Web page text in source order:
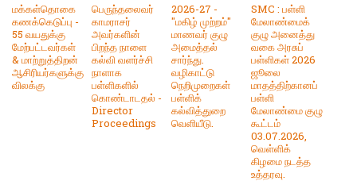
மக்கள்தொகை
கணக்கெடுப்பு -
55 வயதுக்கு
மேற்பட்டவர்கள்
& மாற்றுத்திறன்
ஆசிரியர்களுக்கு
விலக்கு
பெருந்தலைவர்
காமராசர்
அவர்களின்
பிறந்த நாளை
கல்வி வளர்ச்சி
நாளாக
பள்ளிகளில்
கொண்டாடதல் -
Director
Proceedings
2026-27 -
"மகிழ் முற்றம்"
மாணவர் குழு
அமைத்தல்
சார்ந்து.
வழிகாட்டு
நெறிமுறைகள்
பள்ளிக்
கல்வித்துறை
வெளியீடு.
SMC : பள்ளி
மேலாண்மைக்
குழு அனைத்து
வகை அரசுப்
பள்ளிகள் 2026
ஜூலை
மாதத்திற்கானப்
பள்ளி
மேலாண்மை குழு
கூட்டம்
03.07.2026,
வெள்ளிக்
கிழமை நடத்த
உத்தரவு.